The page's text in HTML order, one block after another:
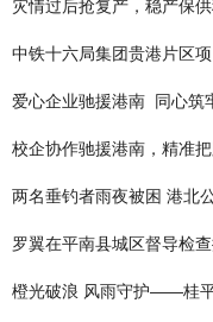
灾情过后抢复产，稳产保
中铁十六局集团贵港片区
爱心企业驰援港南 同心筑
校企协作驰援港南，精准
两名垂钓者雨夜被困 港北
罗翼在平南县城区督导检
橙光破浪 风雨守护——桂